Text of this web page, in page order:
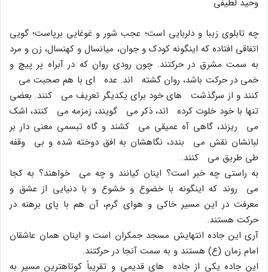
چه تابلوى زیبا و دلربایى است؛ عجب شور و غوغایى برپاست؛ گویى
اتفاقى افتاده که اینگونه کودک و جوان، میانسال و کهنسال، زن و مرد
به سمت مشرق در حرکتند. چون رودى روان که در آبراه پر پیچ و
خمى در حرکت باشد، روان گشته اند. عده اى با هم صحبت مى
کنند و از سرگذشت هاى خود براى یکدیگر تعریف مى کنند. بعضى
تنها با خود خلوت کرده اند، ذکر مى گویند، زمزمه مى کنند، اشک
مى ریزند، گاهى آه عمیقى مى کشند و گاه تبسمى معنى دار بر
لبانشان نقش مى بندد، نگاهشان به افق دوخته شده و بى وقفه
طى طریق مى کنند.
به راستى چه خبر است؟ اینان کیانند و چه مى خواهند؟ به کجا
مى روند که اینگونه با خضوع و خشوع و با دنیایى از عشق و
معرفت در این مسیر خاکى و هواى گرم، آن هم با پاى برهنه در
حرکت هستند.
آرى این جاده انتهایش مسجد جمکران است و اینان همان عاشقان
امام زمان (ع) هستند و به سمت آنجا در حرکتند.
این جاده یکى از جاده هاى قدیمى و تقریباً کوتاهترین مسیر به